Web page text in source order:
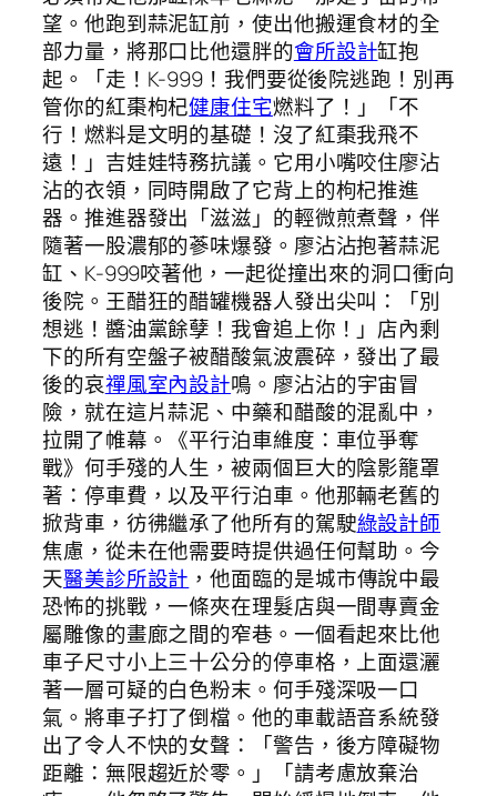
望。他跑到蒜泥缸前，使出他搬運食材的全
部力量，將那口比他還胖的會所設計缸抱
起。「走！K-999！我們要從後院逃跑！別再
管你的紅棗枸杞健康住宅燃料了！」「不
行！燃料是文明的基礎！沒了紅棗我飛不
遠！」吉娃娃特務抗議。它用小嘴咬住廖沾
沾的衣領，同時開啟了它背上的枸杞推進
器。推進器發出「滋滋」的輕微煎煮聲，伴
隨著一股濃郁的蔘味爆發。廖沾沾抱著蒜泥
缸、K-999咬著他，一起從撞出來的洞口衝向
後院。王醋狂的醋罐機器人發出尖叫：「別
想逃！醬油黨餘孽！我會追上你！」店內剩
下的所有空盤子被醋酸氣波震碎，發出了最
後的哀禪風室內設計鳴。廖沾沾的宇宙冒
險，就在這片蒜泥、中藥和醋酸的混亂中，
拉開了帷幕。《平行泊車維度：車位爭奪
戰》何手殘的人生，被兩個巨大的陰影籠罩
著：停車費，以及平行泊車。他那輛老舊的
掀背車，彷彿繼承了他所有的駕駛綠設計師
焦慮，從未在他需要時提供過任何幫助。今
天醫美診所設計 ，他面臨的是城市傳說中最
恐怖的挑戰，一條夾在理髮店與一間專賣金
屬雕像的畫廊之間的窄巷。一個看起來比他
車子尺寸小上三十公分的停車格，上面還灑
著一層可疑的白色粉末。何手殘深吸一口
氣。將車子打了倒檔。他的車載語音系統發
出了令人不快的女聲：「警告，後方障礙物
距離：無限趨近於零。」「請考慮放棄治